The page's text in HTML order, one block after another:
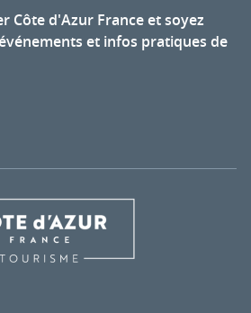
Côte d'Azur France et soyez
et infos pratiques de